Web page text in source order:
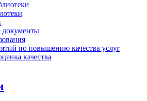
по повышению качества услуг
качества